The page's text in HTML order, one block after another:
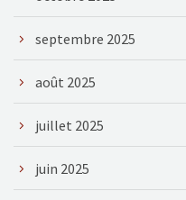
septembre 2025
août 2025
juillet 2025
juin 2025